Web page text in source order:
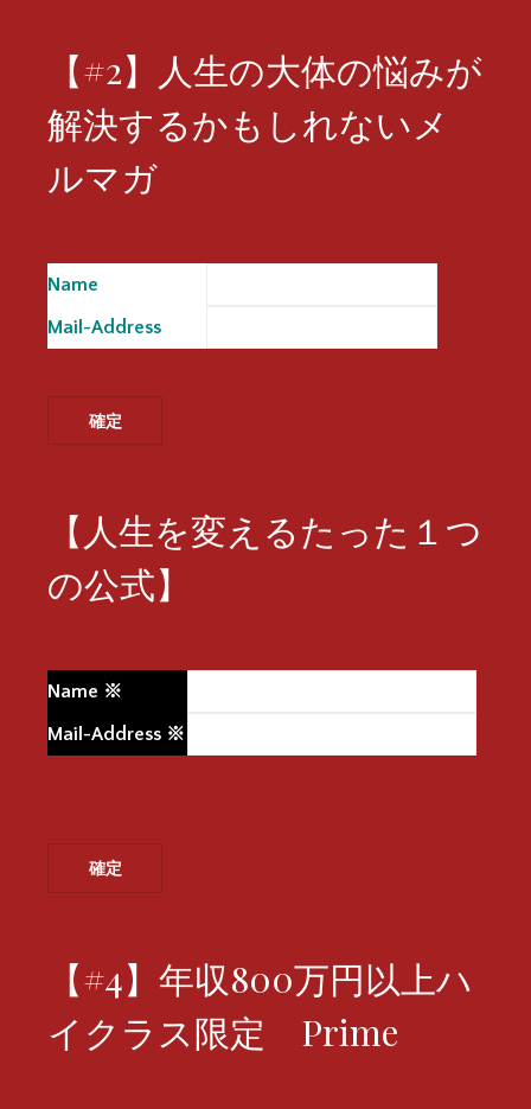
【#2】人生の大体の悩みが
解決するかもしれないメ
ルマガ
Name
Mail-Address
【人生を変えるたった１つ
の公式】
Name ※
Mail-Address ※
【#4】年収800万円以上ハ
イクラス限定 Prime